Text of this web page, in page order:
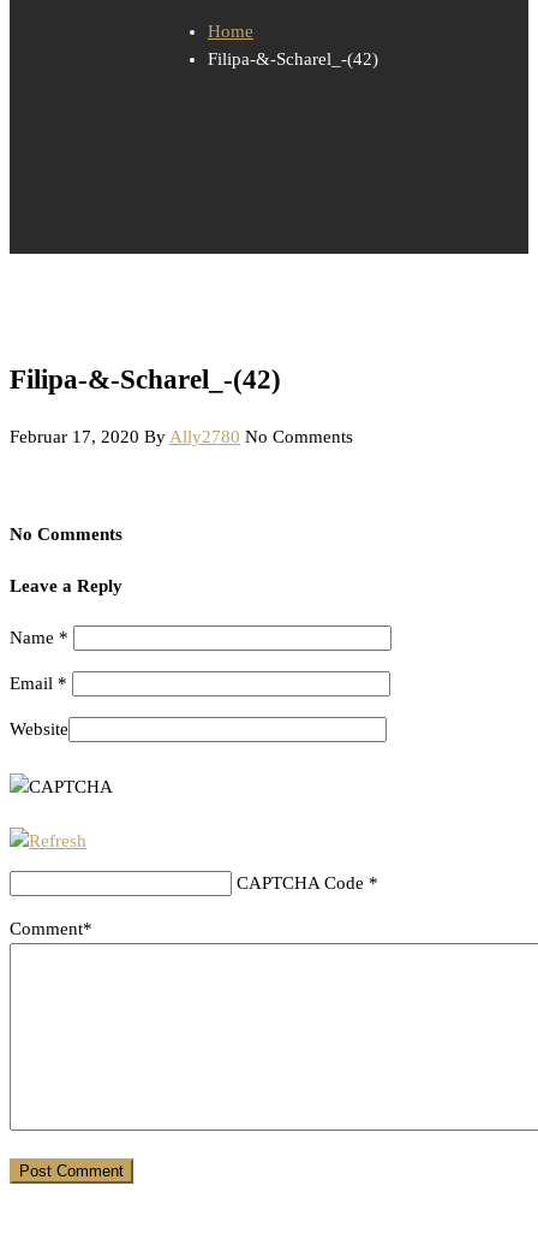
Home
Filipa-&-Scharel_-(42)
Filipa-&-Scharel_-(42)
Februar 17, 2020 By Ally2780 No Comments
No Comments
Leave a Reply
Name *
Email *
Website
CAPTCHA Code *
Comment*